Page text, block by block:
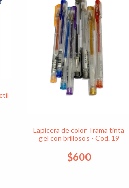
Lapicera de color Trama tinta
gel con brillosos - Cod. 19
$600